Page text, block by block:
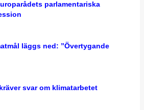
parlamentariska
läggs ned: ”Övertygande
svar om klimatarbetet